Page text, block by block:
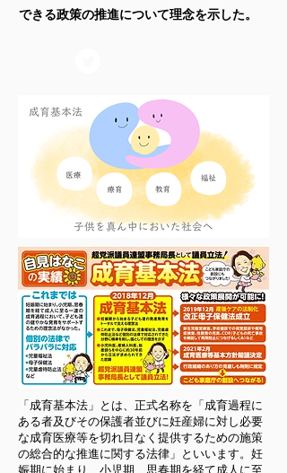
できる政策の推進について理念を示した。
「成育基本法」とは、正式名称を「成育過程に
ある者及びその保護者並びに妊産婦に対し必要
な成育医療等を切れ目なく提供するための施策
の総合的な推進に関する法律」といいます。妊
娠期に始まり、小児期、思春期を経て成人に至